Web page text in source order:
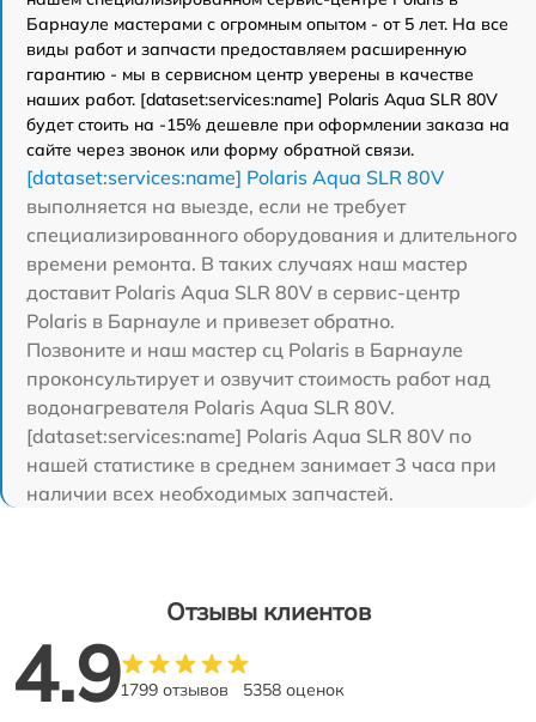
Барнауле мастерами с огромным опытом - от 5 лет. На все
виды работ и запчасти предоставляем расширенную
гарантию - мы в сервисном центр уверены в качестве
наших работ. [dataset:services:name] Polaris Aqua SLR 80V
будет стоить на -15% дешевле при оформлении заказа на
сайте через звонок или форму обратной связи.
[dataset:services:name] Polaris Aqua SLR 80V
выполняется на выезде, если не требует
специализированного оборудования и длительного
времени ремонта. В таких случаях наш мастер
доставит Polaris Aqua SLR 80V в сервис-центр
Polaris в Барнауле и привезет обратно.
Позвоните и наш мастер сц Polaris в Барнауле
проконсультирует и озвучит стоимость работ над
водонагревателя Polaris Aqua SLR 80V.
[dataset:services:name] Polaris Aqua SLR 80V по
нашей статистике в среднем занимает 3 часа при
наличии всех необходимых запчастей.
Отзывы клиентов
4.91799 отзывов 5358 оценок